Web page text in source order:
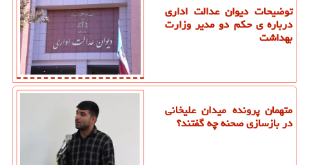
توضیحات دیوان عدالت اداری
درباره ی حکم دو مدیر وزارت
بهداشت
متهمان پرونده میدان علیخانی
در بازسازی صحنه چه گفتند؟